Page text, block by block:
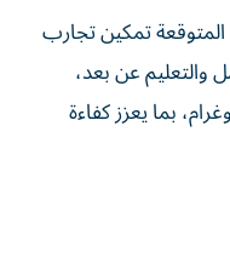
المتوقعة تمكين تجارب
والتعليم عن بعد،
بما يعزز كفاءة